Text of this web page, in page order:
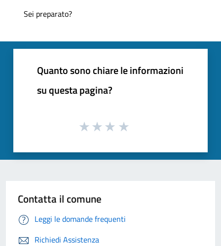
Sei preparato?
Quanto sono chiare le informazioni
su questa pagina?
Contatta il comune
Leggi le domande frequenti
Richiedi Assistenza